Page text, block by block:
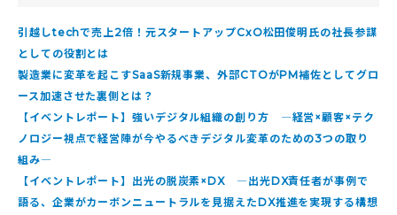
引越しtechで売上2倍！元スタートアップCxO松田俊明氏の社長参謀
としての役割とは
製造業に変革を起こすSaaS新規事業、外部CTOがPM補佐としてグロ
ース加速させた裏側とは？
【イベントレポート】強いデジタル組織の創り方 ―経営×顧客×テク
ノロジー視点で経営陣が今やるべきデジタル変革のための3つの取り
組み―
【イベントレポート】出光の脱炭素×DX ―出光DX責任者が事例で
語る、企業がカーボンニュートラルを見据えたDX推進を実現する構想